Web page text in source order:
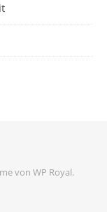
von WP Royal.